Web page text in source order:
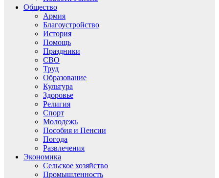
Общество
Армия
Благоустройство
История
Помощь
Праздники
СВО
Труд
Образование
Культура
Здоровье
Религия
Спорт
Молодежь
Пособия и Пенсии
Погода
Развлечения
Экономика
Сельское хозяйство
Промышленность